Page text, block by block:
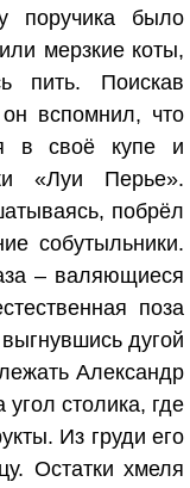
было
мерзкие коты,
пить. Поискав
вспомнил, что
в своё купе и
«Луи Перье».
побрёл
собутыльники.
– валяющиеся
поза
дугой
Александр
столика, где
Из груди его
Остатки хмеля